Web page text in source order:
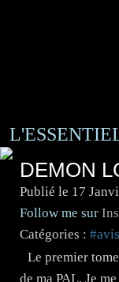
DEMON
Publié le 17
Follow me sur
Catégories :
Le premier
de ma PAL. Je